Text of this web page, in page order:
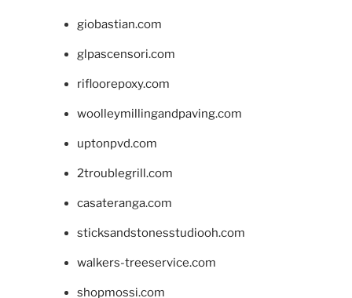
giobastian.com
glpascensori.com
rifloorepoxy.com
woolleymillingandpaving.com
uptonpvd.com
2troublegrill.com
casateranga.com
sticksandstonesstudiooh.com
walkers-treeservice.com
shopmossi.com